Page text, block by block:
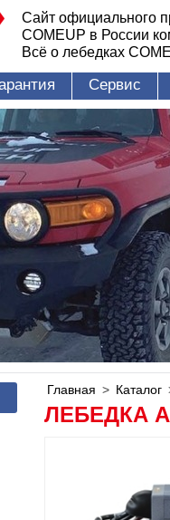
Сайт официального
COMEUP в России
Всё о лебедках
Сервис
Главная > Каталог
ЛЕБЕДКА